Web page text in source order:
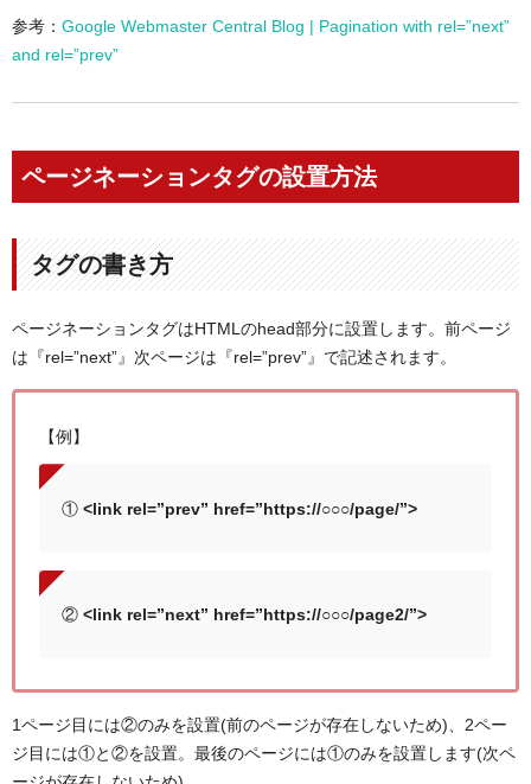
参考： Google Webmaster Central Blog | Pagination with rel=”next”
and rel=”prev”
ページネーションタグの設置方法
タグの書き方
ページネーションタグはHTMLのhead部分に設置します。前ページ
は『rel=”next”』次ページは『rel=”prev”』で記述されます。
【例】
①<link rel=”prev” href=”https://○○○/page/”>
②<link rel=”next” href=”https://○○○/page2/”>
1ページ目には②のみを設置(前のページが存在しないため)、2ペー
ジ目には①と②を設置。最後のページには①のみを設置します(次ペ